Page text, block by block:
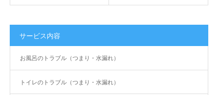
サービス内容
お風呂のトラブル（つまり・水漏れ）
トイレのトラブル（つまり・水漏れ）